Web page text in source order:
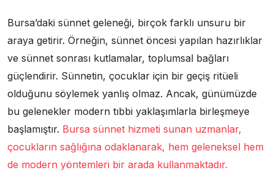
Bursa’daki sünnet geleneği, birçok farklı unsuru bir
araya getirir. Örneğin, sünnet öncesi yapılan hazırlıklar
ve sünnet sonrası kutlamalar, toplumsal bağları
güçlendirir. Sünnetin, çocuklar için bir geçiş ritüeli
olduğunu söylemek yanlış olmaz. Ancak, günümüzde
bu gelenekler modern tıbbi yaklaşımlarla birleşmeye
başlamıştır. Bursa sünnet hizmeti sunan uzmanlar,
çocukların sağlığına odaklanarak, hem geleneksel hem
de modern yöntemleri bir arada kullanmaktadır.